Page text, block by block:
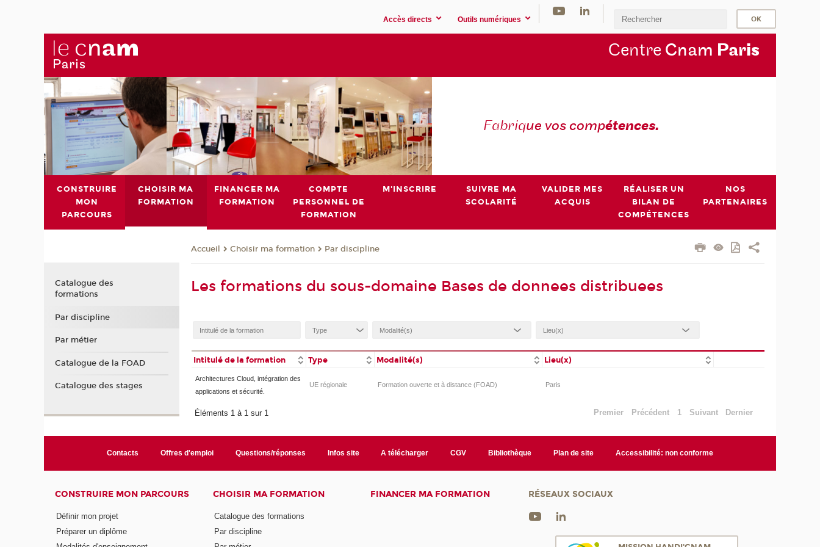
Accès directs Outils numériques
Centre Cnam Paris
Fabrique vos compétences.
CONSTRUIRE
MON
PARCOURS
CHOISIR MA
FORMATION
FINANCER MA
FORMATION
COMPTE
PERSONNEL DE
FORMATION
M'INSCRIRE
SUIVRE MA
SCOLARITÉ
VALIDER MES
ACQUIS
RÉALISER UN
BILAN DE
COMPÉTENCES
NOS
PARTENAIRES
Accueil Choisir ma formation Par discipline
Les formations du sous-domaine Bases de donnees distribuees
Intitulé de la formation Type Modalité(s) Lieu(x)
Architectures Cloud, intégration des
applications et sécurité.
UE régionale Formation ouverte et à distance (FOAD) Paris
Éléments 1 à 1 sur 1 Premier Précédent 1 Suivant Dernier
Catalogue des
formations
Par discipline
Par métier
Catalogue de la FOAD
Catalogue des stages
Contacts Offres d'emploi Questions/réponses Infos site A télécharger CGV Bibliothèque Plan de site Accessibilité: non conforme
CONSTRUIRE MON PARCOURS
Définir mon projet
Préparer un diplôme
CHOISIR MA FORMATION
Catalogue des formations
Par discipline
FINANCER MA FORMATION RÉSEAUX SOCIAUX